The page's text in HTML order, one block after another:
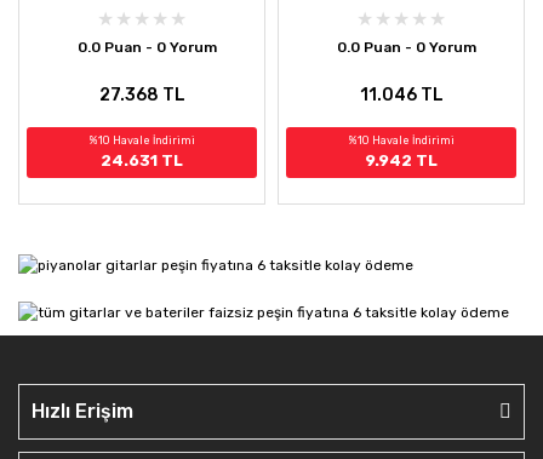
0.0 Puan - 0 Yorum
27.368 TL
%10 Havale İndirimi
24.631 TL
0.0 Puan - 0 Yorum
11.046 TL
%10 Havale İndirimi
9.942 TL
Hızlı Erişim